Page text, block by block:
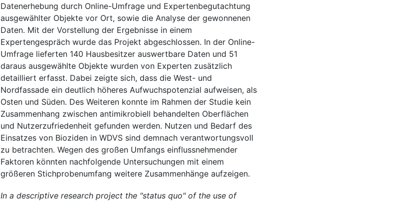
Datenerhebung durch Online-Umfrage und Expertenbegutachtung
ausgewählter Objekte vor Ort, sowie die Analyse der gewonnenen
Daten. Mit der Vorstellung der Ergebnisse in einem
Expertengespräch wurde das Projekt abgeschlossen. In der Online-
Umfrage lieferten 140 Hausbesitzer auswertbare Daten und 51
daraus ausgewählte Objekte wurden von Experten zusätzlich
detailliert erfasst. Dabei zeigte sich, dass die West- und
Nordfassade ein deutlich höheres Aufwuchspotenzial aufweisen, als
Osten und Süden. Des Weiteren konnte im Rahmen der Studie kein
Zusammenhang zwischen antimikrobiell behandelten Oberflächen
und Nutzerzufriedenheit gefunden werden. Nutzen und Bedarf des
Einsatzes von Bioziden in WDVS sind demnach verantwortungsvoll
zu betrachten. Wegen des großen Umfangs einflussnehmender
Faktoren könnten nachfolgende Untersuchungen mit einem
größeren Stichprobenumfang weitere Zusammenhänge aufzeigen.
In a descriptive research project the "status quo" of the use of